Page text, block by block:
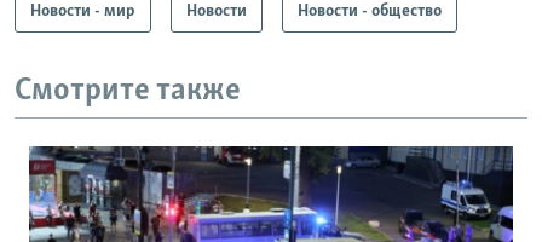
Новости - мир Новости Новости - общество
Смотрите также